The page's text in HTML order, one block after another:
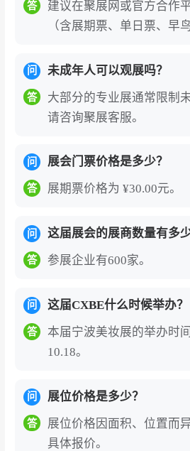
答
建议在聚展网或官方合作
（含展期票、单日票、早鸟
问 未成年人可以观展吗？
答
大部分的专业展通常限制
请咨询聚展客服。
问 展会门票价格是多少？
答 展期票价格为 ¥30.00元。
问 这届展会的展商数量有多少
答 参展企业有600家。
问 这届CXBE什么时候举办？
答
本届宁波美妆展的举办时
10.18。
问 展位价格是多少？
答
展位价格因面积、位置而
具体报价。